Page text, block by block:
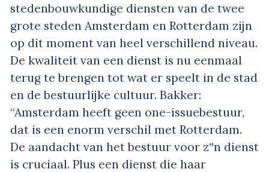
stedenbouwkundige diensten van de twee
grote steden Amsterdam en Rotterdam zijn
op dit moment van heel verschillend niveau.
De kwaliteit van een dienst is nu eenmaal
terug te brengen tot wat er speelt in de stad
en de bestuurlijke cultuur. Bakker:
“Amsterdam heeft geen one-issuebestuur,
dat is een enorm verschil met Rotterdam.
De aandacht van het bestuur voor z‟n dienst
is cruciaal. Plus een dienst die haar